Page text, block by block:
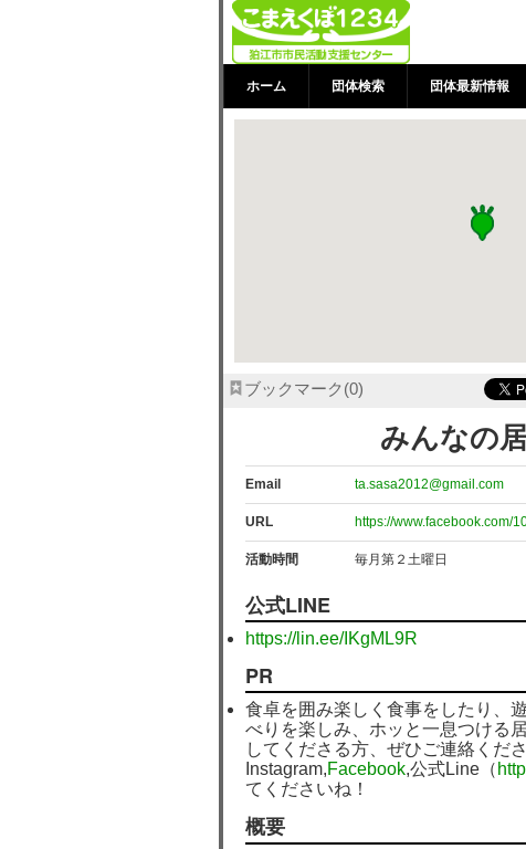
みんなの居場所
ホーム 団体検索 団体最新情報
ブックマーク 0
みんなの
Email ta.sasa2012@gmail.com
URL https://www.facebook.com/
活動時間 毎月第２土曜日
公式LINE
https://lin.ee/IKgML9R
PR
食卓を囲み楽しく食事をしたり、
べりを楽しみ、ホッと一息つける
してくださる方、ぜひご連絡くだ
Instagram,Facebook,公式Line（
てくださいね！
概要